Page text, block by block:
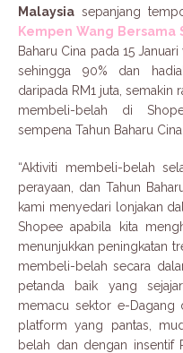
Malaysia sepanjang
Kempen Wang Bersama
Baharu Cina pada 15
sehingga 90% dan
daripada RM1 juta, semakin
membeli-belah di
sempena Tahun Baharu Cina.
“Aktiviti membeli-belah
perayaan, dan Tahun
kami menyedari lonjakan
Shopee apabila kita
menunjukkan peningkatan
membeli-belah secara
petanda baik yang
memacu sektor e-Dagang
platform yang pantas,
belah dan dengan insentif